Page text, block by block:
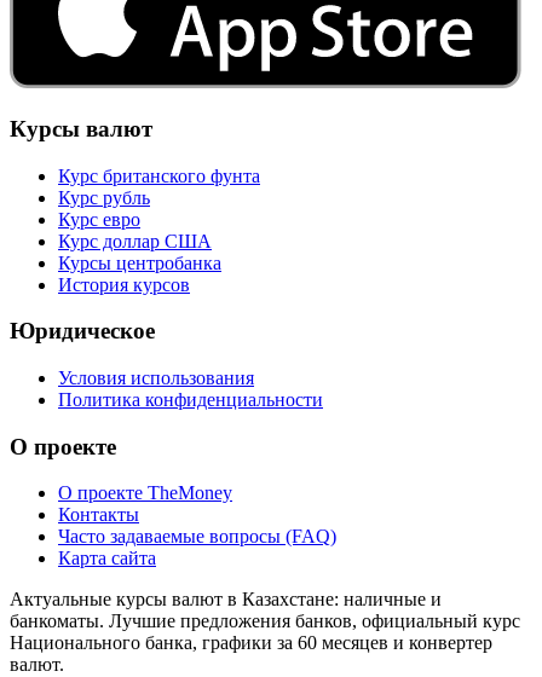
Курсы валют
Курс британского фунта
Курс рубль
Курс евро
Курс доллар США
Курсы центробанка
История курсов
Юридическое
Условия использования
Политика конфиденциальности
О проекте
О проекте TheMoney
Контакты
Часто задаваемые вопросы (FAQ)
Карта сайта
Актуальные курсы валют в Казахстане: наличные и
банкоматы. Лучшие предложения банков, официальный курс
Национального банка, графики за 60 месяцев и конвертер
валют.